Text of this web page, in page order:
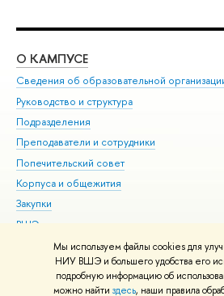
Мы используем файлы cookies для
НИУ ВШЭ и большего удобства его
подробную информацию об
можно найти здесь, наши правила
О КАМПУСЕ
Сведения об образовательной
Руководство и структура
Подразделения
Преподаватели и сотрудники
Попечительский совет
Корпуса и общежития
Закупки
ВШЭ для студентов с ограниченными
здоровья и инвалидностью
Версия для слабовидящих
Единая платежная страница